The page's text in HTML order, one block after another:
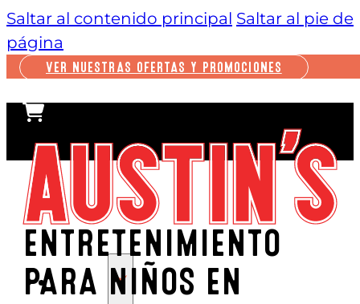
Saltar al contenido principal Saltar al pie de
página
VER NUESTRAS OFERTAS Y PROMOCIONES
JUGAR
ENTRETENIMIENTO
PARA NIÑOS EN